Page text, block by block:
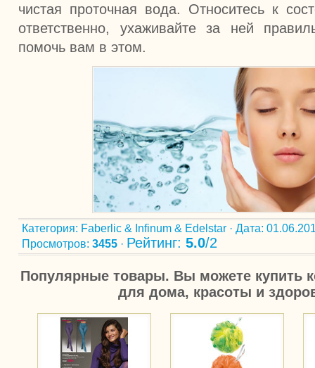
чистая проточная вода. Относитесь к
ответственно, ухаживайте за ней
помочь вам в этом.
Категория: Faberlic & Infinum & Edelstar · Дата:
Просмотров: 3455 · Рейтинг: 5.0/2
Популярные товары. Вы можете купить
для дома, красоты и